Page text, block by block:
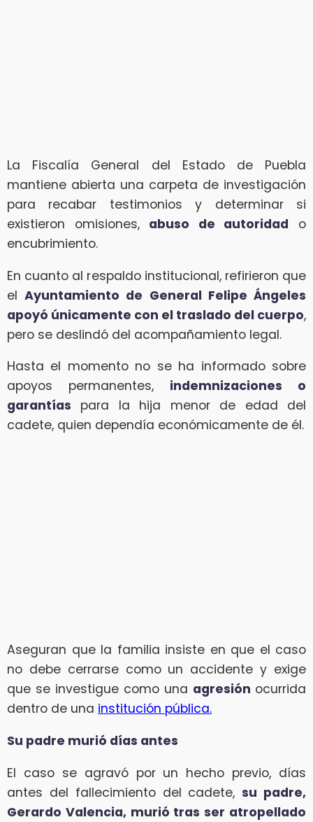
La Fiscalía General del Estado de Puebla
mantiene abierta una carpeta de investigación
para recabar testimonios y determinar si
existieron omisiones, abuso de autoridad o
encubrimiento.
En cuanto al respaldo institucional, refirieron que
elAyuntamiento de General Felipe Ángeles
apoyó únicamente con el traslado del cuerpo,
pero se deslindó del acompañamiento legal.
Hasta el momento no se ha informado sobre
apoyos permanentes, indemnizaciones o
garantías para la hija menor de edad del
cadete, quien dependía económicamente de él.
Aseguran que la familia insiste en que el caso
no debe cerrarse como un accidente y exige
que se investigue como una agresión ocurrida
dentro de una institución pública.
Su padre murió días antes
El caso se agravó por un hecho previo, días
antes del fallecimiento del cadete,su padre,
Gerardo Valencia, murió tras ser atropellado